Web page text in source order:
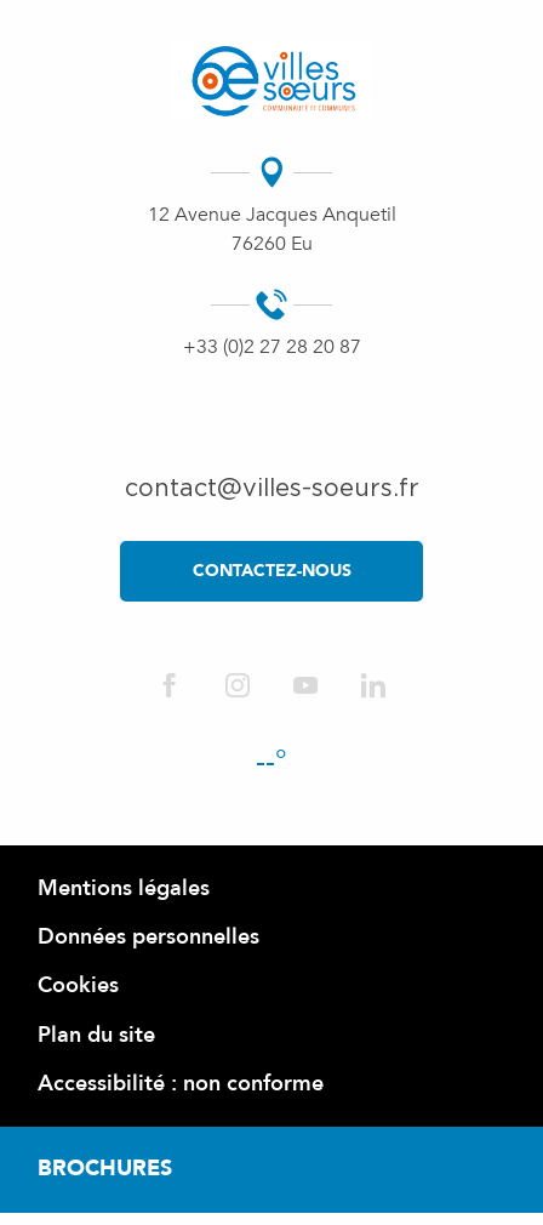
12 Avenue Jacques Anquetil
76260 Eu
+33 (0)2 27 28 20 87
contact@villes-soeurs.fr
CONTACTEZ-NOUS
--°
Mentions légales
Données personnelles
Cookies
Plan du site
Accessibilité : non conforme
BROCHURES